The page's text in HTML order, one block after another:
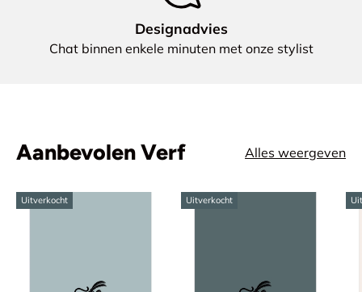
Designadvies
Chat binnen enkele minuten met onze stylist
Aanbevolen Verf Alles weergeven
Uitverkocht Uitverkocht